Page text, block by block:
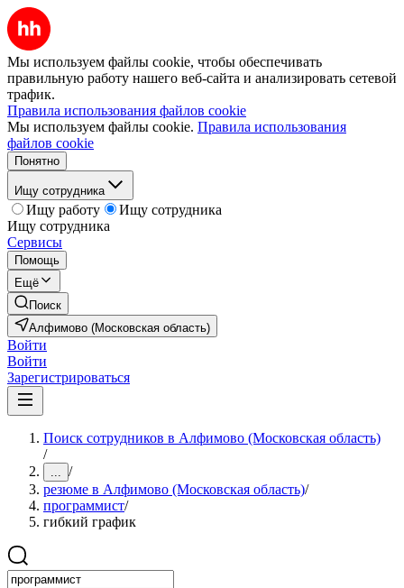
Мы используем файлы cookie, чтобы обеспечивать
правильную работу нашего веб-сайта и анализировать сетевой
трафик.
Правила использования файлов cookie
Мы используем файлы cookie. Правила использования
файлов cookie
Понятно
Ищу сотрудника
Ищу работу
Ищу сотрудника
Ищу сотрудника
Сервисы
Помощь
Ещё
Поиск
Алфимово (Московская область)
Войти
Войти
Зарегистрироваться
Поиск сотрудников в Алфимово (Московская область)
/
... /
резюме в Алфимово (Московская область)/
программист/
гибкий график